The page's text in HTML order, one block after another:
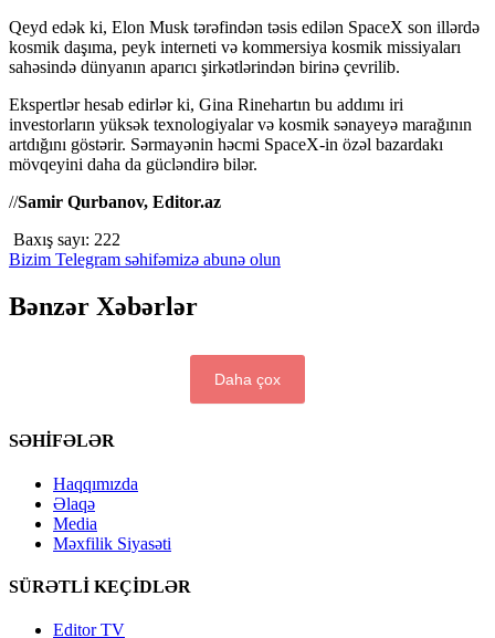
Qeyd edək ki, Elon Musk tərəfindən təsis edilən SpaceX son illərdə
kosmik daşıma, peyk interneti və kommersiya kosmik missiyaları
sahəsində dünyanın aparıcı şirkətlərindən birinə çevrilib.
Ekspertlər hesab edirlər ki, Gina Rinehartın bu addımı iri
investorların yüksək texnologiyalar və kosmik sənayeyə marağının
artdığını göstərir. Sərmayənin həcmi SpaceX-in özəl bazardakı
mövqeyini daha da gücləndirə bilər.
//Samir Qurbanov, Editor.az
Baxış sayı: 222
Bizim Telegram səhifəmizə abunə olun
Bənzər Xəbərlər
Daha çox
SƏHİFƏLƏR
Haqqımızda
Əlaqə
Media
Məxfilik Siyasəti
SÜRƏTLİ KEÇİDLƏR
Editor TV